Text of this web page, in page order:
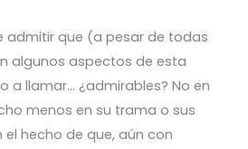
admitir que (a pesar de todas
algunos aspectos de esta
a llamar… ¿admirables? No en
menos en su trama o sus
el hecho de que, aún con